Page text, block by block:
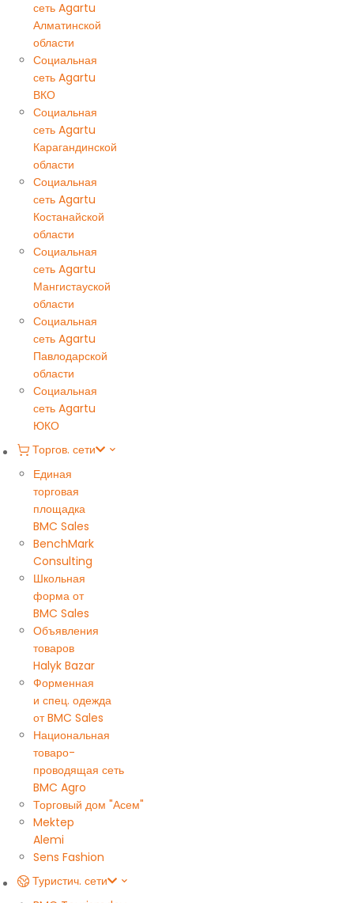
сеть Agartu
Алматинской
области
Социальная
сеть Agartu
ВКО
Социальная
сеть Agartu
Карагандинской
области
Социальная
сеть Agartu
Костанайской
области
Социальная
сеть Agartu
Мангистауской
области
Социальная
сеть Agartu
Павлодарской
области
Социальная
сеть Agartu
ЮКО
Торгов. сети
Единая
торговая
площадка
BMC Sales
BenchMark
Consulting
Школьная
форма от
BMC Sales
Объявления
товаров
Halyk Bazar
Форменная
и спец. одежда
от BMC Sales
Национальная
товаро-
проводящая сеть
BMC Agro
Торговый дом "Асем"
Mektep
Alemi
Sens Fashion
Туристич. сети